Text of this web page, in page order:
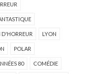
D'HORREUR LYON
POLAR
80 COMÉDIE